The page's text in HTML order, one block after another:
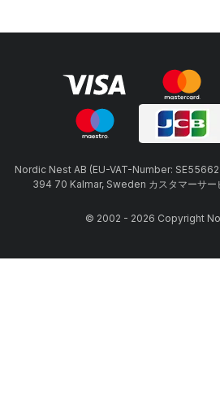
Nordic Nest AB (EU-VAT-Number:
394 70 Kalmar, Sweden カスタマーサ
© 2002 - 2026 Copyright